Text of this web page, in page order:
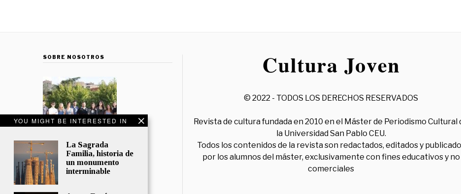
YOU MIGHT BE INTERESTED IN
La Sagrada
Familia, historia de
un monumento
interminable
SOBRE NOSOTROS
© 2022 - TODOS LOS DERECHOS RESERVADOS
Revista de cultura fundada en 2010 en el Máster de Periodismo Cultural
la Universidad San Pablo CEU.
Todos los contenidos de la revista son redactados, editados y
por los alumnos del máster, exclusivamente con fines educativos y no
comerciales